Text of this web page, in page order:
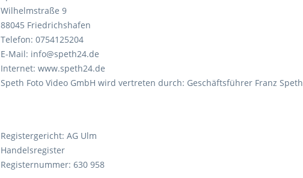
Wilhelmstraße 9
88045 Friedrichshafen
Telefon: 0754125204
E-Mail: info@speth24.de
Internet: www.speth24.de
Speth Foto Video GmbH wird vertreten durch: Geschäftsführer Franz Speth
Registergericht: AG Ulm
Handelsregister
Registernummer: 630 958